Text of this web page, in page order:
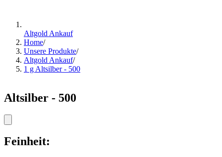
Altgold Ankauf
Home/
Unsere Produkte/
Altgold Ankauf/
1 g Altsilber - 500
Altsilber - 500
Feinheit: